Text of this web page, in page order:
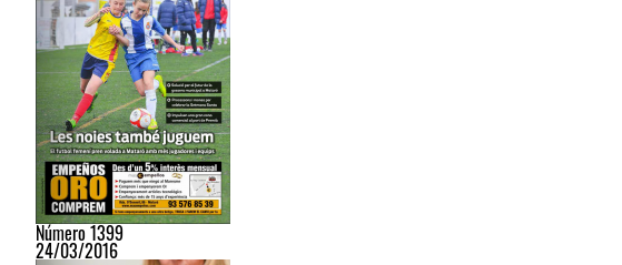
Número 1399
24/03/2016